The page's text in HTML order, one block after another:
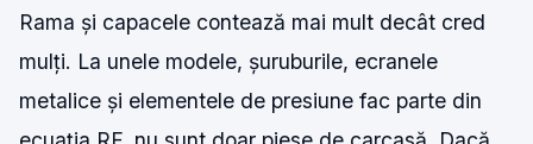
Rama și capacele contează mai mult decât cred
mulți. La unele modele, șuruburile, ecranele
metalice și elementele de presiune fac parte din